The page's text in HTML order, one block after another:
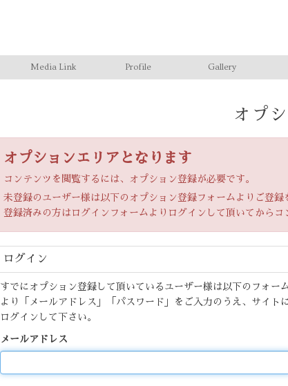
Media Link Profile Gallery
オプ
オプションエリアとなります
コンテンツを閲覧するには、オプション登録が必要です。
未登録のユーザー様は以下のオプション登録フォームよりご登録
登録済みの方はログインフォームよりログインして頂いてからコ
ログイン
すでにオプション登録して頂いているユーザー様は以下のフォー
より「メールアドレス」「パスワード」をご入力のうえ、サイト
ログインして下さい。
メールアドレス